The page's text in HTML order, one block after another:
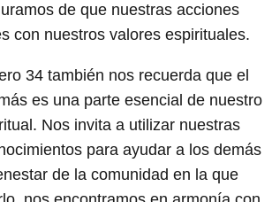
de que nuestras acciones
con nuestros valores espirituales.
34 también nos recuerda que el
es una parte esencial de nuestro
Nos invita a utilizar nuestras
para ayudar a los demás
de la comunidad en la que